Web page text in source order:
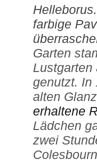
farbige
Garten
Lustgarten
genutzt. In
alten
erhaltene
Lädchen
zwei